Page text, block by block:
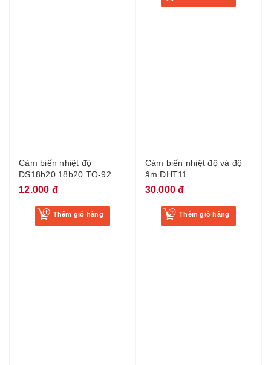
Cảm biến nhiệt độ
DS18b20 18b20 TO-92
12.000 đ
Thêm giỏ hàng
Cảm biến nhiệt độ và độ
ẩm DHT11
30.000 đ
Thêm giỏ hàng